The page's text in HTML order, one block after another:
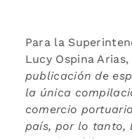
Para la
Lucy Ospina Arias,
publicación de
la única
comercio
país, por lo tanto,